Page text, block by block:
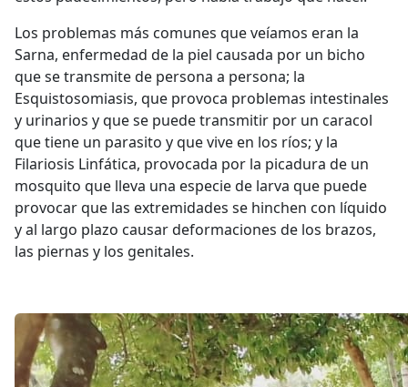
Los problemas más comunes que veíamos eran la
Sarna, enfermedad de la piel causada por un bicho
que se transmite de persona a persona; la
Esquistosomiasis, que provoca problemas intestinales
y urinarios y que se puede transmitir por un caracol
que tiene un parasito y que vive en los ríos; y la
Filariosis Linfática, provocada por la picadura de un
mosquito que lleva una especie de larva que puede
provocar que las extremidades se hinchen con líquido
y al largo plazo causar deformaciones de los brazos,
las piernas y los genitales.